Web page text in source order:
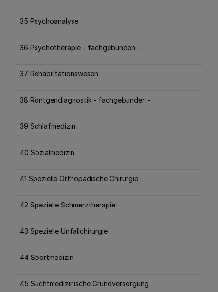
35 Psychoanalyse
36 Psychotherapie - fachgebunden -
37 Rehabilitationswesen
38 Röntgendiagnostik - fachgebunden -
39 Schlafmedizin
40 Sozialmedizin
41 Spezielle Orthopädische Chirurgie
42 Spezielle Schmerztherapie
43 Spezielle Unfallchirurgie
44 Sportmedizin
45 Suchtmedizinische Grundversorgung